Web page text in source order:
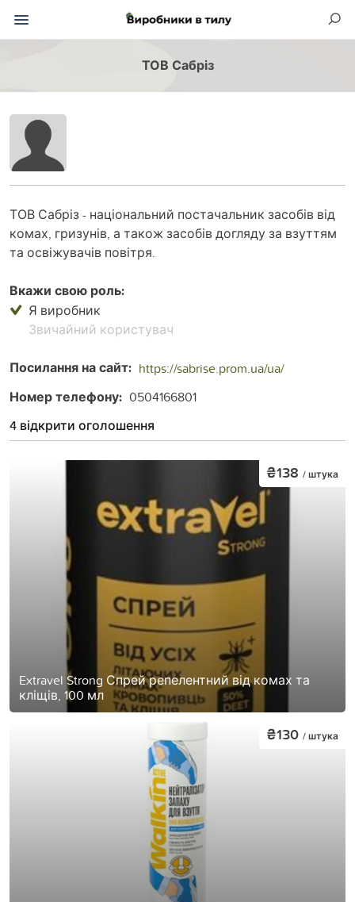
ТОВ Сабріз
ТОВ Сабріз - національний постачальник засобів від
комах, гризунів, а також засобів догляду за взуттям
та освіжувачів повітря.
Вкажи свою роль:
Я виробник
Звичайний користувач
Посилання на сайт: https://sabrise.prom.ua/ua/
Номер телефону: 0504166801
4 відкрити оголошення
Extravel Strong Спрей репелентний від комах та
кліщів, 100 мл
₴138 / штука
₴130 / штука